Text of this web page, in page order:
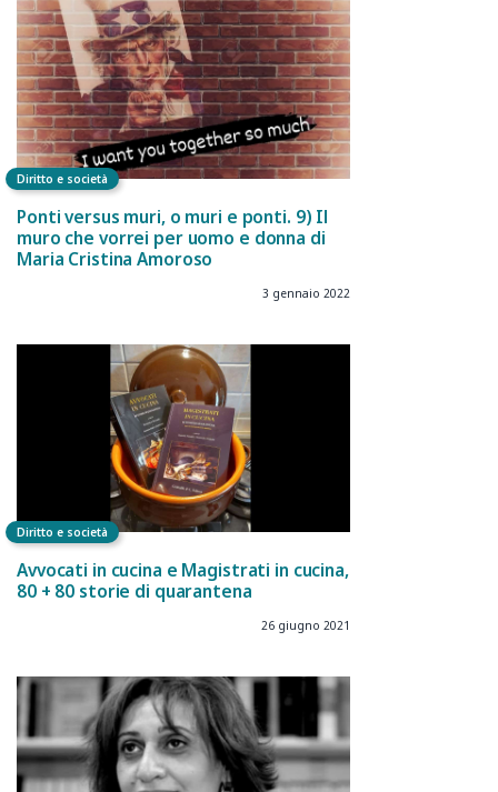
Diritto e società
Ponti versus muri, o muri e ponti. 9) Il
muro che vorrei per uomo e donna di
Maria Cristina Amoroso
3 gennaio 2022
Diritto e società
Avvocati in cucina e Magistrati in cucina,
80 + 80 storie di quarantena
26 giugno 2021